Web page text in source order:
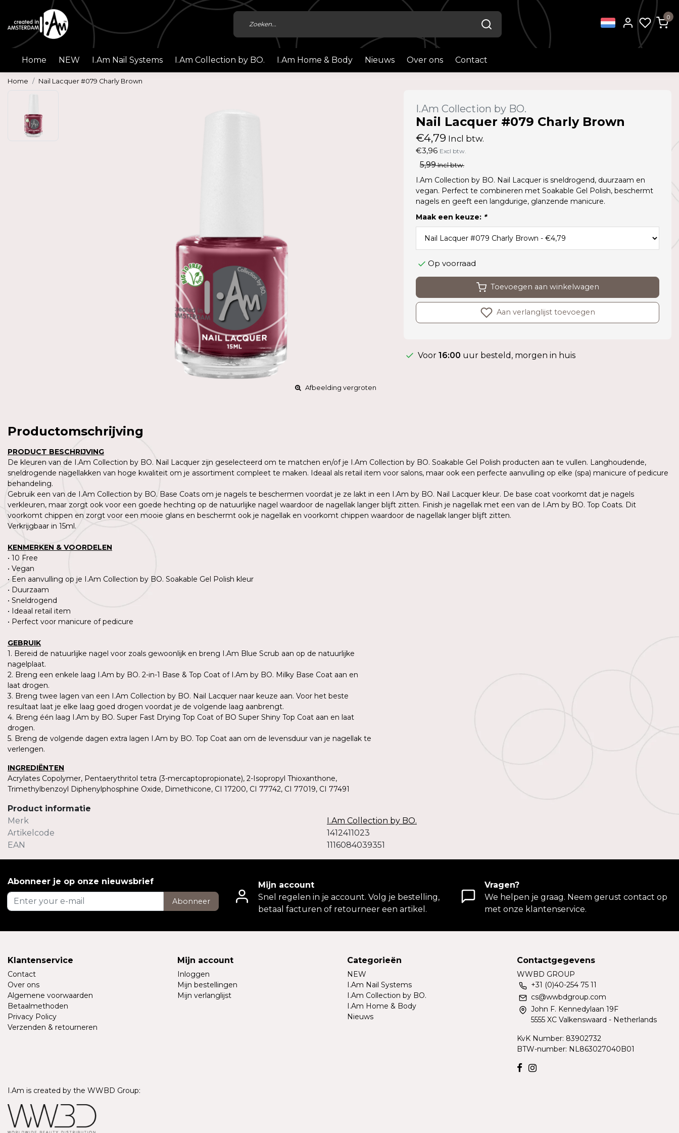
0
Home NEW I.Am Nail Systems I.Am Collection by BO. I.Am Home & Body Nieuws Over ons Contact
Home Nail Lacquer #079 Charly Brown
Afbeelding vergroten
I.Am Collection by BO.
Nail Lacquer #079 Charly Brown
€4,79 Incl btw.
€3,96 Excl btw.
5,99Incl btw.
I.Am Collection by BO. Nail Lacquer is sneldrogend, duurzaam en
vegan. Perfect te combineren met Soakable Gel Polish, beschermt
nagels en geeft een langdurige, glanzende manicure.
Maak een keuze: *
Op voorraad
Toevoegen aan winkelwagen
Aan verlanglijst toevoegen
Voor 16:00 uur besteld, morgen in huis
Productomschrijving
PRODUCT BESCHRIJVING
De kleuren van de I.Am Collection by BO. Nail Lacquer zijn geselecteerd om te matchen en/of je I.Am Collection by BO. Soakable Gel Polish producten aan te vullen. Langhoudende,
sneldrogende nagellakken van hoge kwaliteit om je assortiment compleet te maken. Ideaal als retail item voor salons, maar ook een perfecte aanvulling op elke (spa) manicure of pedicure
behandeling.
Gebruik een van de I.Am Collection by BO. Base Coats om je nagels te beschermen voordat je ze lakt in een I.Am by BO. Nail Lacquer kleur. De base coat voorkomt dat je nagels
verkleuren, maar zorgt ook voor een goede hechting op de natuurlijke nagel waardoor de nagellak langer blijft zitten. Finish je nagellak met een van de I.Am by BO. Top Coats. Dit
voorkomt chippen en zorgt voor een mooie glans en beschermt ook je nagellak en voorkomt chippen waardoor de nagellak langer blijft zitten.
Verkrijgbaar in 15ml.
KENMERKEN & VOORDELEN
• 10 Free
• Vegan
• Een aanvulling op je I.Am Collection by BO. Soakable Gel Polish kleur
• Duurzaam
• Sneldrogend
• Ideaal retail item
• Perfect voor manicure of pedicure
GEBRUIK
1. Bereid de natuurlijke nagel voor zoals gewoonlijk en breng I.Am Blue Scrub aan op de natuurlijke
nagelplaat.
2. Breng een enkele laag I.Am by BO. 2-in-1 Base & Top Coat of I.Am by BO. Milky Base Coat aan en
laat drogen.
3. Breng twee lagen van een I.Am Collection by BO. Nail Lacquer naar keuze aan. Voor het beste
resultaat laat je elke laag goed drogen voordat je de volgende laag aanbrengt.
4. Breng één laag I.Am by BO. Super Fast Drying Top Coat of BO Super Shiny Top Coat aan en laat
drogen.
5. Breng de volgende dagen extra lagen I.Am by BO. Top Coat aan om de levensduur van je nagellak te
verlengen.
INGREDIËNTEN
Acrylates Copolymer, Pentaerythritol tetra (3-mercaptopropionate), 2-Isopropyl Thioxanthone,
Trimethylbenzoyl Diphenylphosphine Oxide, Dimethicone, CI 17200, CI 77742, CI 77019, CI 77491
Product informatie
Merk
I.Am Collection by BO.
Artikelcode
1412411023
EAN
1116084039351
Abonneer je op onze nieuwsbrief
Abonneer
Mijn account
Snel regelen in je account. Volg je bestelling,
betaal facturen of retourneer een artikel.
Vragen?
We helpen je graag. Neem gerust contact op
met onze klantenservice.
Klantenservice
Contact
Over ons
Algemene voorwaarden
Betaalmethoden
Privacy Policy
Verzenden & retourneren
Mijn account
Inloggen
Mijn bestellingen
Mijn verlanglijst
Categorieën
NEW
I.Am Nail Systems
I.Am Collection by BO.
I.Am Home & Body
Nieuws
Contactgegevens
WWBD GROUP
+31 (0)40-254 75 11
cs@wwbdgroup.com
John F. Kennedylaan 19F
5555 XC Valkenswaard - Netherlands
KvK Number: 83902732
BTW-number: NL863027040B01
I.Am is created by the WWBD Group: